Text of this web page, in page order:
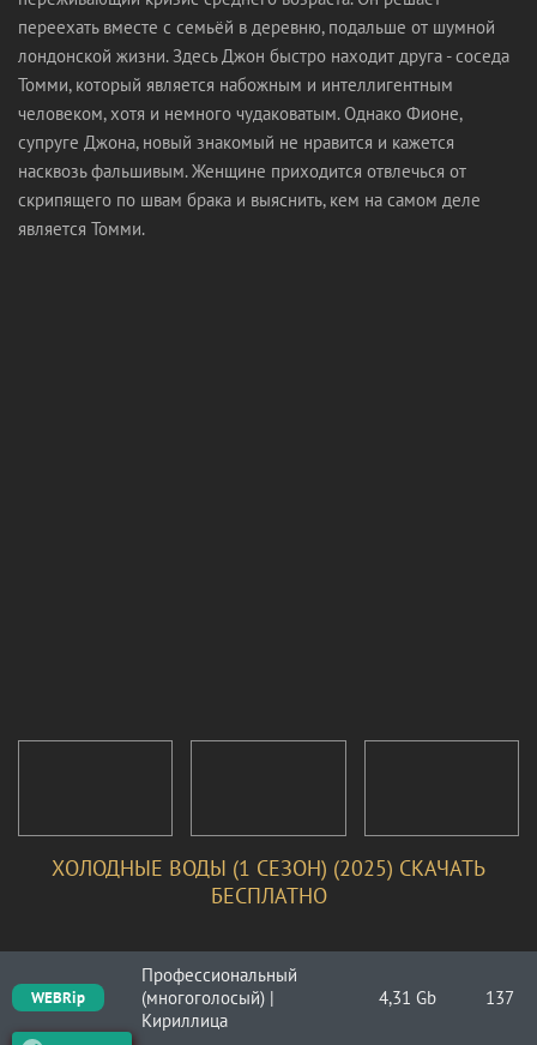
переехать вместе с семьёй в деревню, подальше от шумной
лондонской жизни. Здесь Джон быстро находит друга - соседа
Томми, который является набожным и интеллигентным
человеком, хотя и немного чудаковатым. Однако Фионе,
супруге Джона, новый знакомый не нравится и кажется
насквозь фальшивым. Женщине приходится отвлечься от
скрипящего по швам брака и выяснить, кем на самом деле
является Томми.
ХОЛОДНЫЕ ВОДЫ (1 СЕЗОН) (2025) СКАЧАТЬ
БЕСПЛАТНО
WEBRip
Профессиональный
(многоголосый) |
Кириллица
4,31 Gb 137